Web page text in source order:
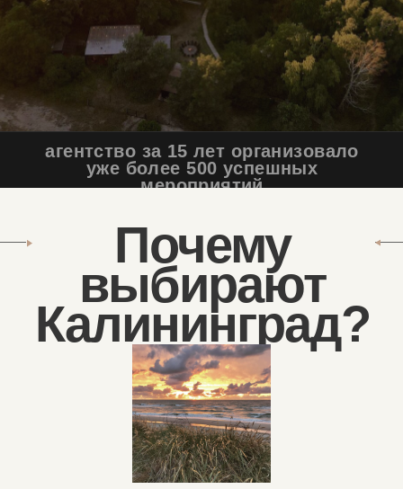
Калининград — это
уникальное место.